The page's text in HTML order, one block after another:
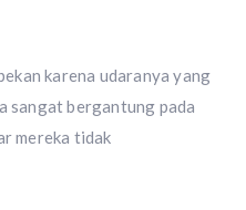
karena udaranya yang
sangat bergantung pada
mereka tidak